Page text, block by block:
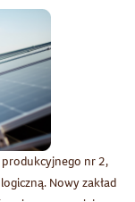
nr 2,
Nowy zakład